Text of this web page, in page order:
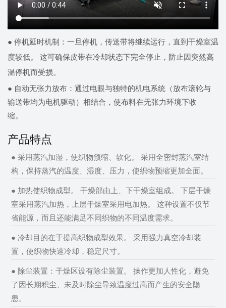
产品特点
● 采用蒸汽加湿，使织物预缩、软化。 采用全密封蒸汽室结
构，保持蒸汽的温度、湿度、压力，使织物预缩更加全面。
● 加热使织物成型。 干燥部由上、下干燥室组成。 下层干燥
室采用蒸汽加热，上层干燥室采用电加热。 这种设置不仅节
省能源，而且还能满足不同织物的不同温度需求。
● 冷却目的在于提高织物成型效果。 采用强力真空冷却装
置，使织物快速冷却，稳定尺寸。
● 除尘装置：干燥区设有除尘装置。 操作更加人性化，避免
了因长期积尘、未及时除尘导致温度过高而产生的安全隐
患。
● 停机延时机制：一旦停机，传送带将继续运行，直到干燥室温
度较低。 这可确保皮带在冷却状态下完全停止，防止因突然高
温停机而受损。
● 自动无张力放布：通过电眼与独特的机电系统（放布滚轮与
输送带均为电机驱动）相结合，使布料在无张力环境下收
缩。